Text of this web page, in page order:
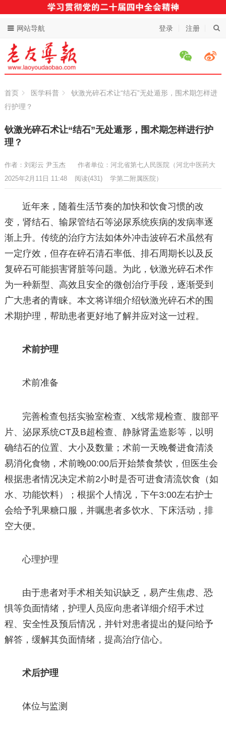
登录 注册
网站导航
首页 医学科普
钬激光碎石术让“结石”无处遁形，围术期怎样进
行护理？
钬激光碎石术让“结石”无处遁形，围术期怎样进行护
理？
作者：刘彩云 尹玉杰
作者单位：河北省第七人民医院（河北中医药大
学第二附属医院）
2025年2月11日 11:48 阅读(431)
近年来，随着生活节奏的加快和饮食习惯的改
变，肾结石、输尿管结石等泌尿系统疾病的发病率逐
渐上升。传统的治疗方法如体外冲击波碎石术虽然有
一定疗效，但存在碎石清石率低、排石周期长以及反
复碎石可能损害肾脏等问题。为此，钬激光碎石术作
为一种新型、高效且安全的微创治疗手段，逐渐受到
广大患者的青睐。本文将详细介绍钬激光碎石术的围
术期护理，帮助患者更好地了解并应对这一过程。
术前护理
术前准备
完善检查包括实验室检查、X线常规检查、腹部平
片、泌尿系统CT及B超检查、静脉肾盂造影等，以明
确结石的位置、大小及数量；术前一天晚餐进食清淡
易消化食物，术前晚00:00后开始禁食禁饮，但医生会
根据患者情况决定术前2小时是否可进食清流饮食（如
水、功能饮料）；根据个人情况，下午3:00左右护士
会给予乳果糖口服，并嘱患者多饮水、下床活动，排
空大便。
心理护理
由于患者对手术相关知识缺乏，易产生焦虑、恐
惧等负面情绪，护理人员应向患者详细介绍手术过
程、安全性及预后情况，并针对患者提出的疑问给予
解答，缓解其负面情绪，提高治疗信心。
术后护理
体位与监测